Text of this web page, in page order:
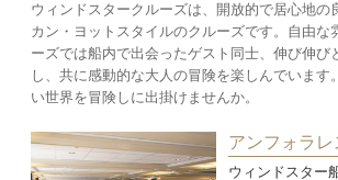
ウィンドスタークルーズは、開放的で居心地の
カン・ヨットスタイルのクルーズです。自由な
ーズでは船内で出会ったゲスト同士、伸び伸び
し、共に感動的な大人の冒険を楽しんでいます
い世界を冒険しに出掛けませんか。
アンフォラレ
ウィンドスター